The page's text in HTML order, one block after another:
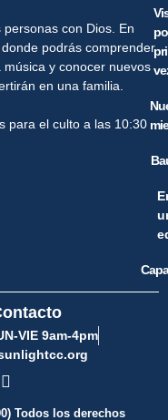
con Dios. En
podrás comprender
y conocer nuevos
en una familia.
para el culto a las 10:30
VIE 9am-4pm
Todos los derechos